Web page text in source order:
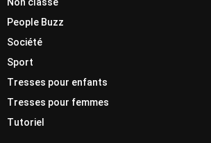
People Buzz
Société
Sport
Tresses pour enfants
Tresses pour femmes
Tutoriel